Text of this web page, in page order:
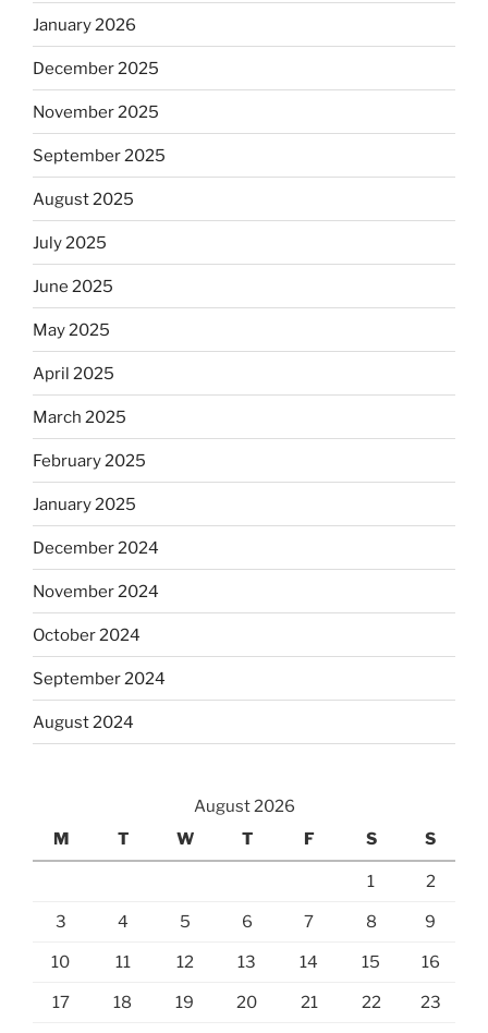
January 2026
December 2025
November 2025
September 2025
August 2025
July 2025
June 2025
May 2025
April 2025
March 2025
February 2025
January 2025
December 2024
November 2024
October 2024
September 2024
August 2024
August 2026
M
T W T F S S
1 2
3 4 5 6 7 8 9
10 11 12 13 14 15 16
17 18 19 20 21 22 23